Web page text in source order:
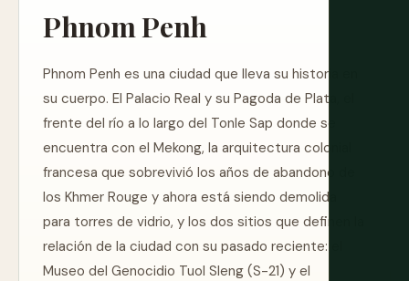
Phnom Penh
Phnom Penh es una ciudad que lleva su historia en
su cuerpo. El Palacio Real y su Pagoda de Plata, el
frente del río a lo largo del Tonle Sap donde se
encuentra con el Mekong, la arquitectura colonial
francesa que sobrevivió los años de abandono de
los Khmer Rouge y ahora está siendo demolida
para torres de vidrio, y los dos sitios que definen la
relación de la ciudad con su pasado reciente: el
Museo del Genocidio Tuol Sleng (S-21) y el